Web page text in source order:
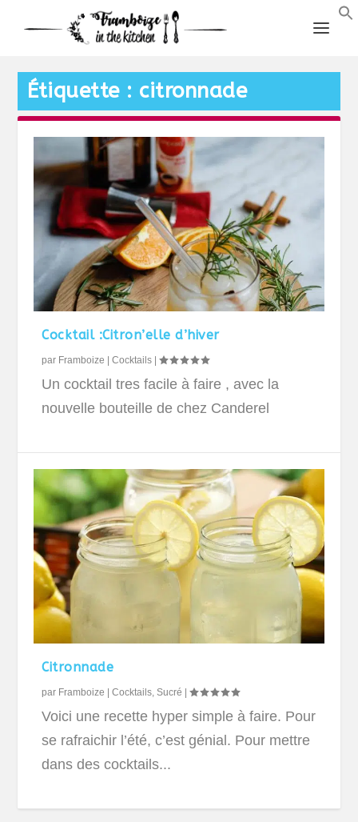
Étiquette : citronnade
Cocktail :Citron’elle d’hiver
par Framboize |Cocktails |
Un cocktail tres facile à faire , avec la
nouvelle bouteille de chez Canderel
Citronnade
par Framboize |Cocktails ,Sucré |
Voici une recette hyper simple à faire. Pour
se rafraichir l’été, c’est génial. Pour mettre
dans des cocktails...